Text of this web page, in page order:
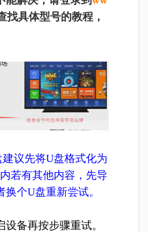
找具体型号的教程，
议先将U盘格式化为
若有其他内容，先导
个U盘重新尝试。
备再按步骤重试。